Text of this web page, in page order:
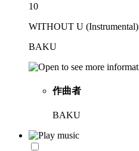
10
WITHOUT U (Instrumental)
BAKU
作曲者
BAKU